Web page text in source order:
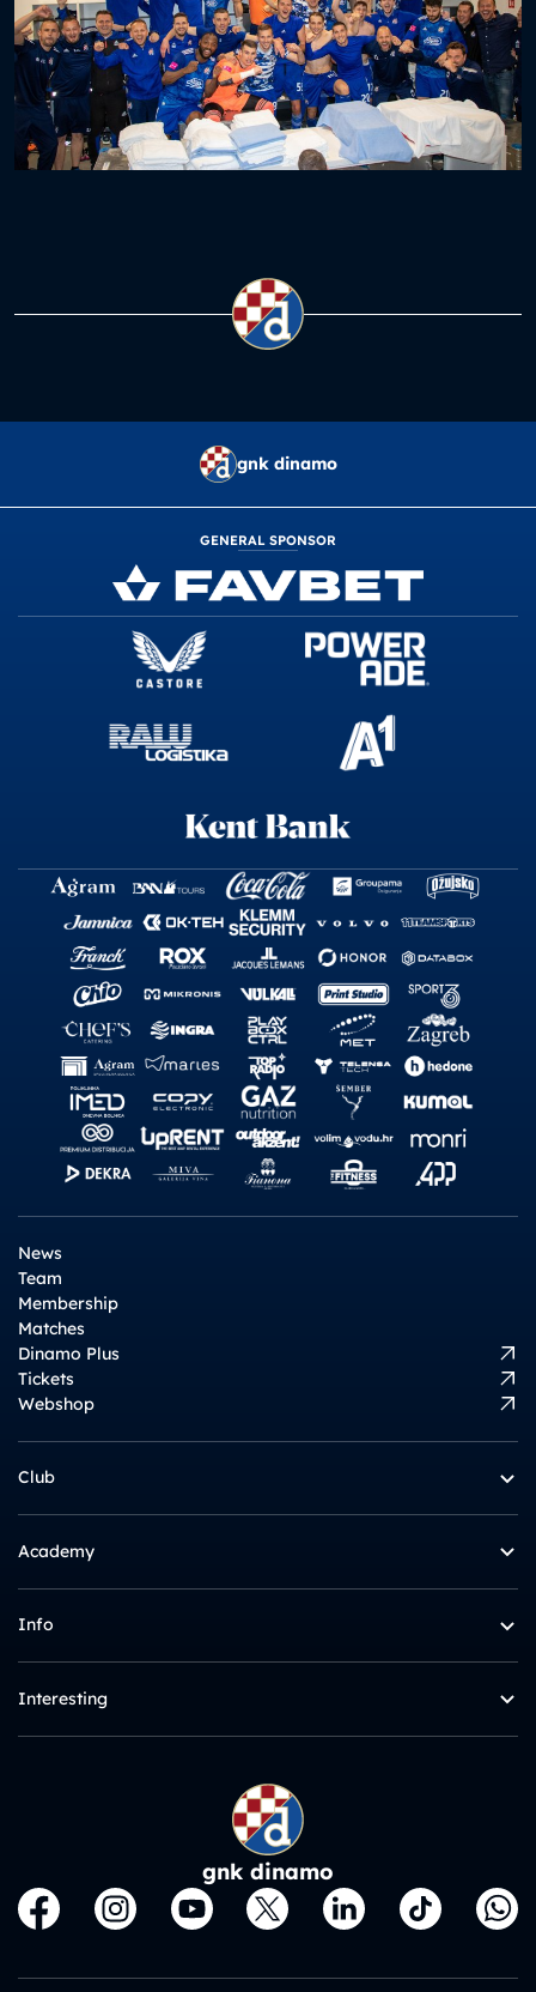
gnk dinamo
GENERAL SPONSOR
News
Team
Membership
Matches
Dinamo Plus
Tickets
Webshop
Club
Academy
Info
Interesting
gnk dinamo